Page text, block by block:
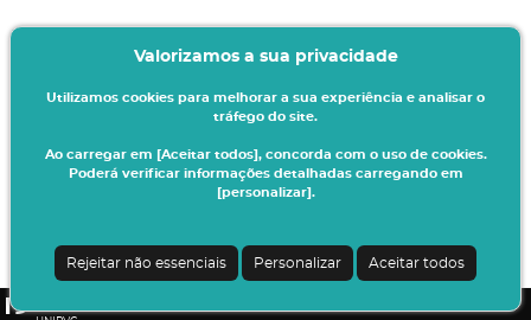
sua matrícula/inscrição no presente ano letivo.
Todos os dados introduzidos serão da sua responsabilidade.
Valorizamos a sua privacidade
Utilizamos cookies para melhorar a sua experiência e analisar o
tráfego do site.
Ao carregar em [Aceitar todos], concorda com o uso de cookies.
Poderá verificar informações detalhadas carregando em
[personalizar].
Rejeitar não essenciais Personalizar Aceitar todos